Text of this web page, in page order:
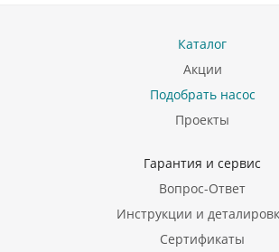
Каталог
Акции
Подобрать насос
Проекты
Гарантия и сервис
Вопрос-Ответ
Инструкции и
Сертификаты